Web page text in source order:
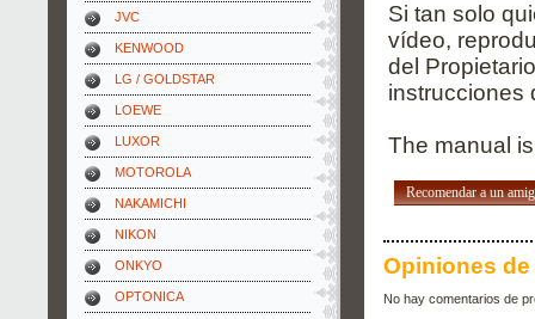
JVC
KENWOOD
LG / GOLDSTAR
LOEWE
LUXOR
MOTOROLA
NAKAMICHI
NIKON
ONKYO
OPTONICA
Si tan solo
vídeo,
del
instrucciones
The manual
Recomendar a un
Opiniones
No hay comentarios de